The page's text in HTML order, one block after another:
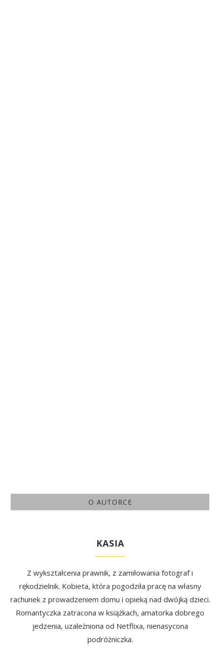
O AUTORCE
KASIA
Z wykształcenia prawnik, z zamiłowania fotograf i
rękodzielnik. Kobieta, która pogodziła pracę na własny
rachunek z prowadzeniem domu i opieką nad dwójką dzieci.
Romantyczka zatracona w książkach, amatorka dobrego
jedzenia, uzależniona od Netflixa, nienasycona
podróżniczka.